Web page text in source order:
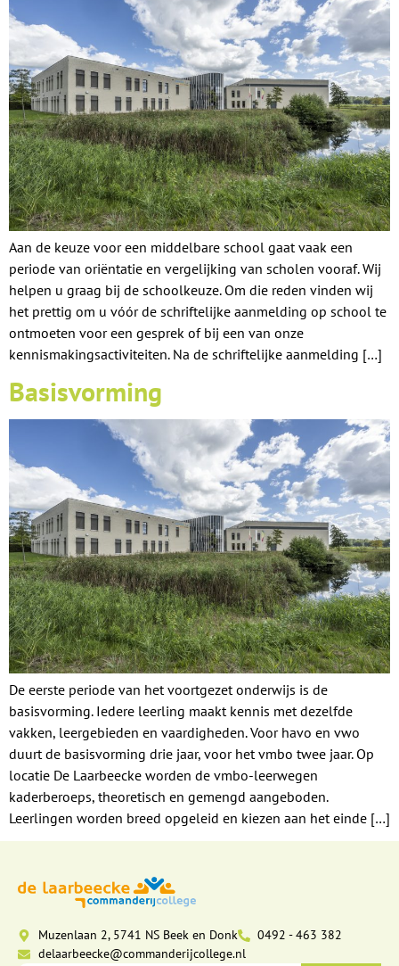
Aan de keuze voor een middelbare school gaat vaak een
periode van oriëntatie en vergelijking van scholen vooraf. Wij
helpen u graag bij de schoolkeuze. Om die reden vinden wij
het prettig om u vóór de schriftelijke aanmelding op school te
ontmoeten voor een gesprek of bij een van onze
kennismakingsactiviteiten. Na de schriftelijke aanmelding […]
Basisvorming
De eerste periode van het voortgezet onderwijs is de
basisvorming. Iedere leerling maakt kennis met dezelfde
vakken, leergebieden en vaardigheden. Voor havo en vwo
duurt de basisvorming drie jaar, voor het vmbo twee jaar. Op
locatie De Laarbeecke worden de vmbo-leerwegen
kaderberoeps, theoretisch en gemengd aangeboden.
Leerlingen worden breed opgeleid en kiezen aan het einde […]
Muzenlaan 2, 5741 NS Beek en Donk
0492 - 463 382
delaarbeecke@commanderijcollege.nl